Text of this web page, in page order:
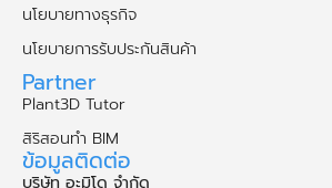
นโยบายทางธุรกิจ
นโยบายการรับประกันสินค้า
Partner
Plant3D Tutor
สิริสอนทำ BIM
ข้อมูลติดต่อ
บริษัท อะมิโด จำกัด